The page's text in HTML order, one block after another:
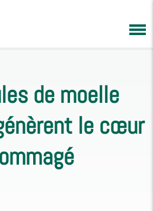
de moelle
le cœur